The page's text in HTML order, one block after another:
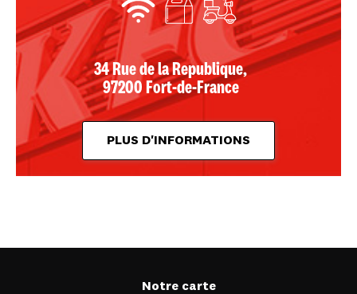
34 Rue de la Republique,
97200 Fort-de-France
PLUS D'INFORMATIONS
Notre carte